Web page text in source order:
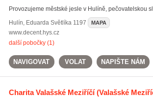
Provozujeme městské jesle v Hulíně, pečovatelskou
Hulín, Eduarda Světlíka 1197 MAPA
www.decent.hys.cz
další pobočky (1)
NAVIGOVAT VOLAT NAPIŠTE NÁM
Charita Valašské Meziříčí(Valašské